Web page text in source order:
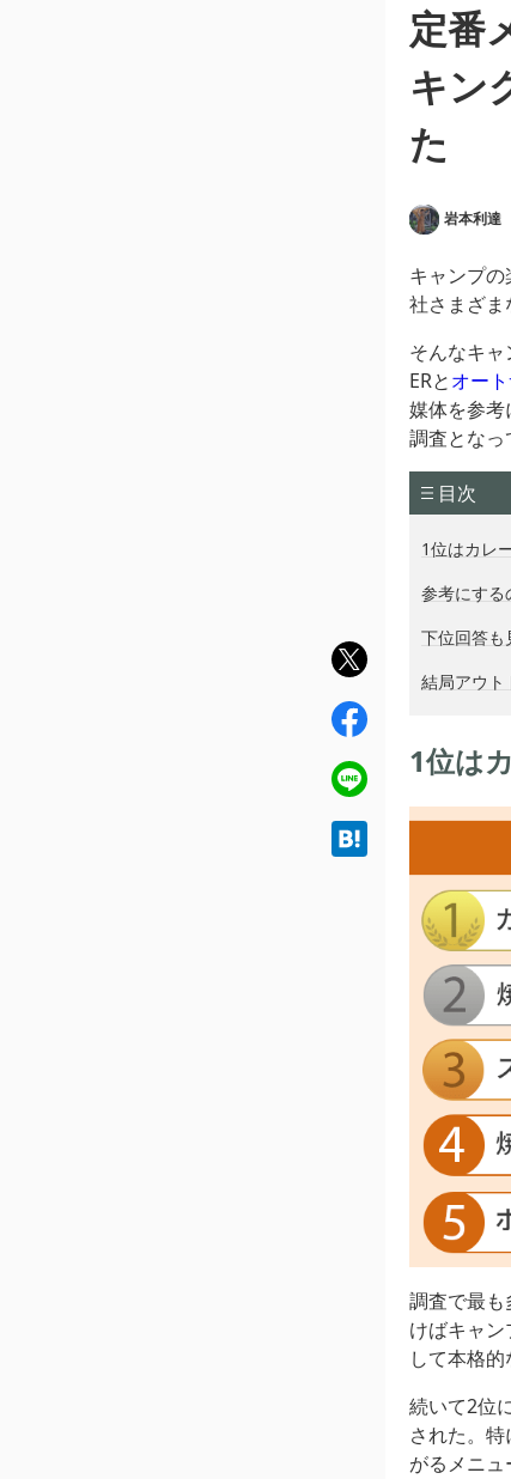
定番
キン
た
岩本利達
キャンプ
社さまざま
そんなキ
ERとオー
媒体を参
調査となっ
目次
1位はカレ
参考にする
下位回答も
結局アウト
1位は
調査で最
けばキャ
して本格
続いて2位
された。
がるメニュ
twit
ter
fac
ebo
ok
line
hat
ena